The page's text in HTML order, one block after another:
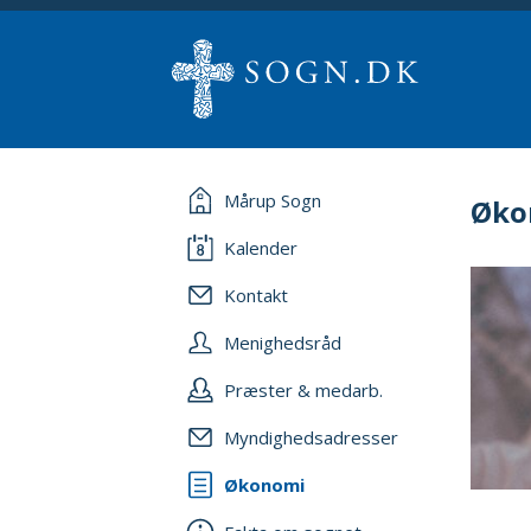
Mårup Sogn
Kalender
Kontakt
Menighedsråd
Præster & medarb.
Myndighedsadresser
Økonomi